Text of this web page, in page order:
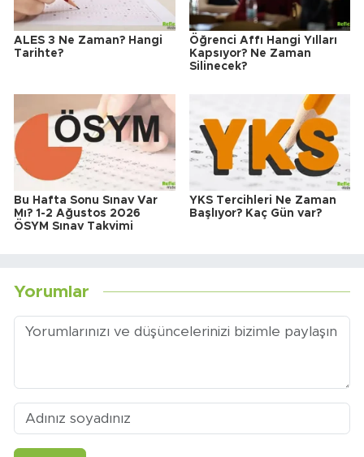
ALES 3 Ne Zaman? Hangi
Tarihte?
Öğrenci Affı Hangi Yılları
Kapsıyor? Ne Zaman
Silinecek?
Bu Hafta Sonu Sınav Var
Mı? 1-2 Ağustos 2026
ÖSYM Sınav Takvimi
YKS Tercihleri Ne Zaman
Başlıyor? Kaç Gün var?
Yorumlar